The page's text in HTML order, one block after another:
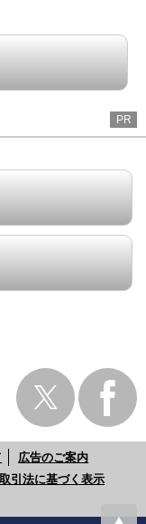
PR
広告のご案内
引法に基づく表示